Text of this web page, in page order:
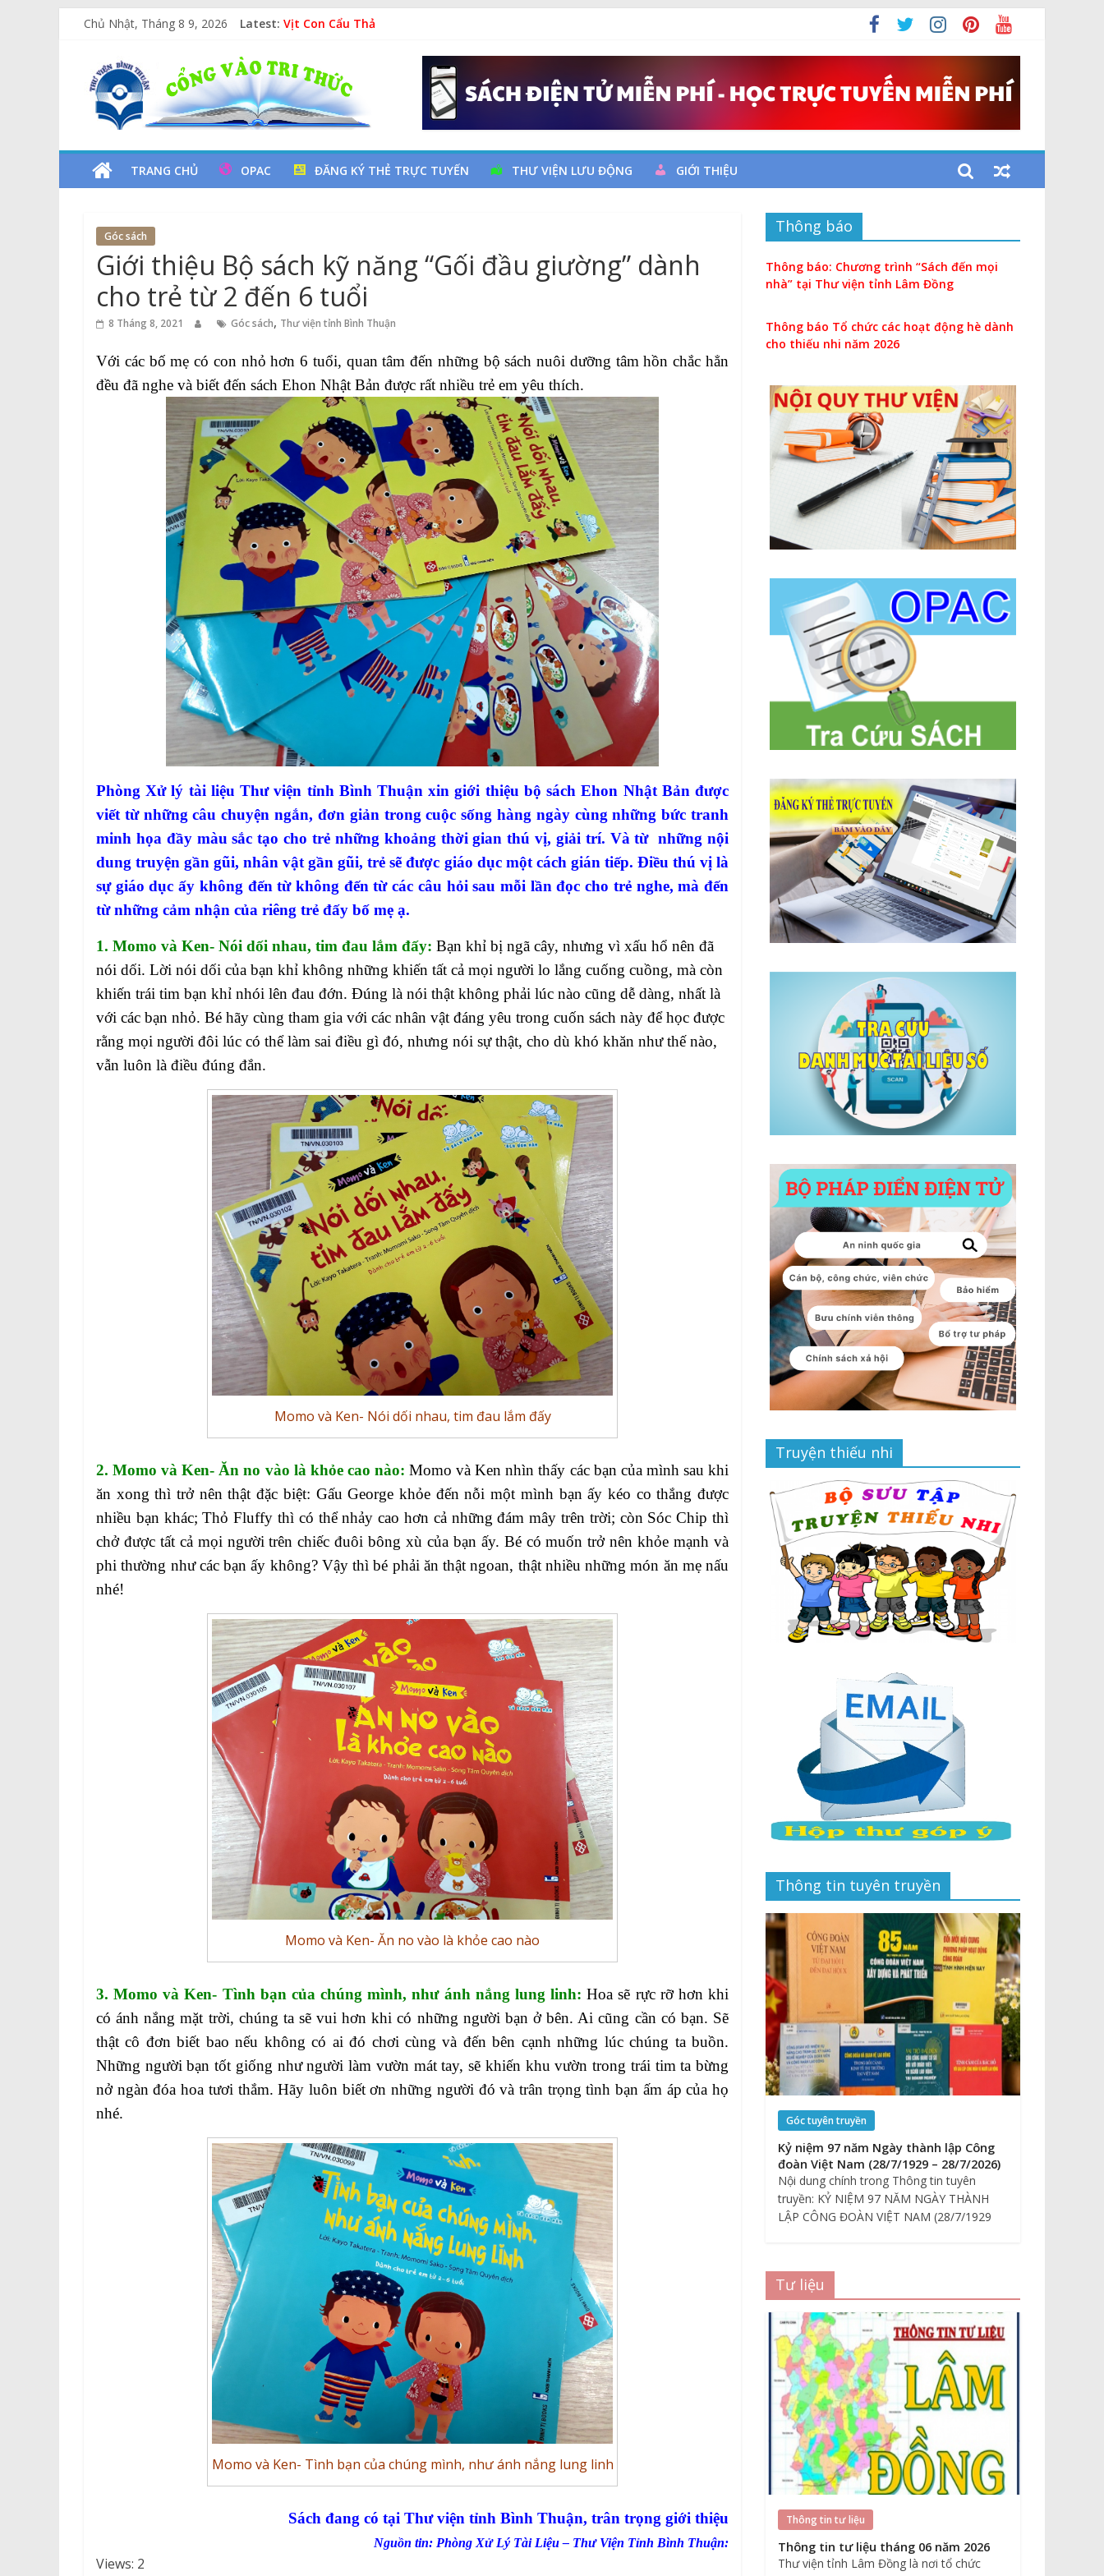
Chủ Nhật, Tháng 8 9, 2026 Latest:
Các yếu tố nguy cơ đột quỵ não và dự phòng
Vịt Con Cẩu Thả
Kỷ niệm 97 năm Ngày thành lập Công đoàn Việt Nam (28/7/1929 – 28/7/2026)
Xe Lu Và Xe Ca
Thư
Viện
Tỉnh
Bình
Thuận
Cổng
Vào
Tri
TRANG CHỦ OPAC ĐĂNG KÝ THẺ TRỰC TUYẾN THƯ VIỆN LƯU ĐỘNG GIỚI THIỆU
Góc sách
Giới thiệu Bộ sách kỹ năng “Gối đầu giường” dành
cho trẻ từ 2 đến 6 tuổi
8 Tháng 8, 2021 Góc sách, Thư viện tỉnh Bình Thuận
Với các bố mẹ có con nhỏ hơn 6 tuổi, quan tâm đến những bộ sách nuôi dưỡng tâm hồn chắc hẳn
đều đã nghe và biết đến sách Ehon Nhật Bản được rất nhiều trẻ em yêu thích.
Phòng Xử lý tài liệu Thư viện tỉnh Bình Thuận xin giới thiệu bộ sách Ehon Nhật Bản được
viết từ những câu chuyện ngắn, đơn giản trong cuộc sống hàng ngày cùng những bức tranh
minh họa đầy màu sắc tạo cho trẻ những khoảng thời gian thú vị, giải trí. Và từ những nội
dung truyện gần gũi, nhân vật gần gũi, trẻ sẽ được giáo dục một cách gián tiếp. Điều thú vị là
sự giáo dục ấy không đến từ không đến từ các câu hỏi sau mỗi lần đọc cho trẻ nghe, mà đến
từ những cảm nhận của riêng trẻ đấy bố mẹ ạ.
1. Momo và Ken- Nói dối nhau, tim đau lắm đấy: Bạn khỉ bị ngã cây, nhưng vì xấu hổ nên đã
nói dối. Lời nói dối của bạn khỉ không những khiến tất cả mọi người lo lắng cuống cuồng, mà còn
khiến trái tim bạn khỉ nhói lên đau đớn. Đúng là nói thật không phải lúc nào cũng dễ dàng, nhất là
với các bạn nhỏ. Bé hãy cùng tham gia với các nhân vật đáng yêu trong cuốn sách này để học được
rằng mọi người đôi lúc có thể làm sai điều gì đó, nhưng nói sự thật, cho dù khó khăn như thế nào,
vẫn luôn là điều đúng đắn.
Momo và Ken- Nói dối nhau, tim đau lắm đấy
2. Momo và Ken- Ăn no vào là khỏe cao nào:Momo và Ken nhìn thấy các bạn của mình sau khi
ăn xong thì trở nên thật đặc biệt: Gấu George khỏe đến nỗi một mình bạn ấy kéo co thắng được
nhiều bạn khác; Thỏ Fluffy thì có thể nhảy cao hơn cả những đám mây trên trời; còn Sóc Chip thì
chở được tất cả mọi người trên chiếc đuôi bông xù của bạn ấy. Bé có muốn trở nên khỏe mạnh và
phi thường như các bạn ấy không? Vậy thì bé phải ăn thật ngoan, thật nhiều những món ăn mẹ nấu
nhé!
Momo và Ken- Ăn no vào là khỏe cao nào
3. Momo và Ken- Tình bạn của chúng mình, như ánh nắng lung linh: Hoa sẽ rực rỡ hơn khi
có ánh nắng mặt trời, chúng ta sẽ vui hơn khi có những người bạn ở bên. Ai cũng cần có bạn. Sẽ
thật cô đơn biết bao nếu không có ai đó chơi cùng và đến bên cạnh những lúc chúng ta buồn.
Những người bạn tốt giống như người làm vườn mát tay, sẽ khiến khu vườn trong trái tim ta bừng
nở ngàn đóa hoa tươi thắm. Hãy luôn biết ơn những người đó và trân trọng tình bạn ấm áp của họ
nhé.
Momo và Ken- Tình bạn của chúng mình, như ánh nắng lung linh
Sách đang có tại Thư viện tỉnh Bình Thuận, trân trọng giới thiệu
Nguồn tin: Phòng Xử Lý Tài Liệu – Thư Viện Tỉnh Bình Thuận:
Views: 2
Thông báo
Thông báo: Chương trình “Sách đến mọi
nhà” tại Thư viện tỉnh Lâm Đồng
Thông báo Tổ chức các hoạt động hè dành
cho thiếu nhi năm 2026
Truyện thiếu nhi
Thông tin tuyên truyền
Góc tuyên truyền
Kỷ niệm 97 năm Ngày thành lập Công
đoàn Việt Nam (28/7/1929 – 28/7/2026)
Nội dung chính trong Thông tin tuyên
truyền: KỶ NIỆM 97 NĂM NGÀY THÀNH
LẬP CÔNG ĐOÀN VIỆT NAM (28/7/1929
Tư liệu
Thông tin tư liệu
Thông tin tư liệu tháng 06 năm 2026
Thư viện tỉnh Lâm Đồng là nơi tổ chức